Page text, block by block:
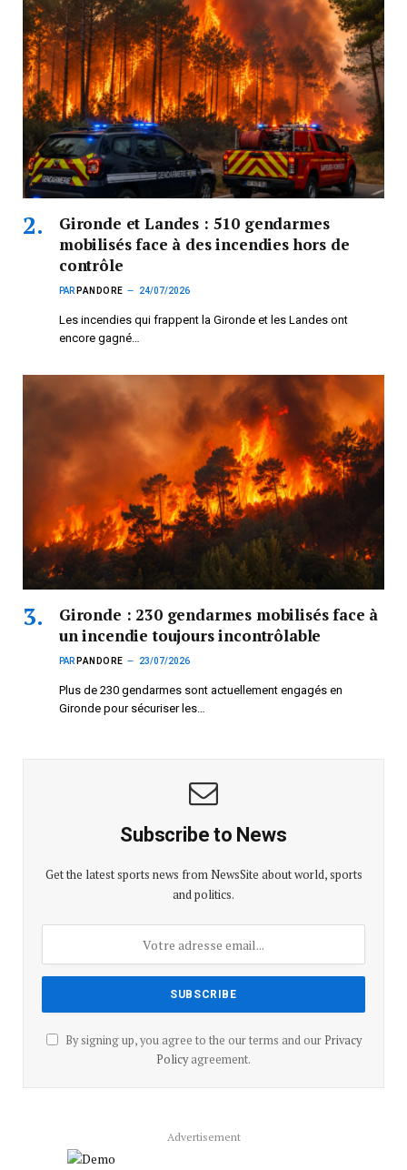
Gironde et Landes : 510 gendarmes
mobilisés face à des incendies hors de
contrôle
PAR PANDORE 24/07/2026
Les incendies qui frappent la Gironde et les Landes ont
encore gagné…
Gironde : 230 gendarmes mobilisés face à
un incendie toujours incontrôlable
PAR PANDORE 23/07/2026
Plus de 230 gendarmes sont actuellement engagés en
Gironde pour sécuriser les…
Subscribe to News
Get the latest sports news from NewsSite about world, sports
and politics.
By signing up, you agree to the our terms and our Privacy
Policyagreement.
Advertisement